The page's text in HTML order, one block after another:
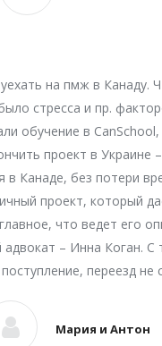
на пмж в Канаду.
стресса и пр.
обучение в CanSchool,
проект в Украине
в Канаде, без потери
проект, который
что ведет его
адвокат – Инна Коган. С
переезд не
Мария и Антон